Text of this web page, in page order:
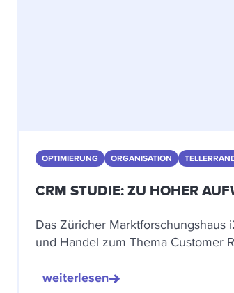
OPTIMIERUNG ORGANISATION
CRM STUDIE: ZU HOHER
Das Züricher
und Handel zum Thema Customer
weiterlesen